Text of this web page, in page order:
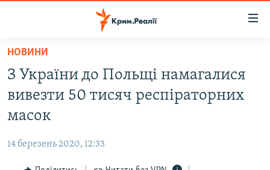
Перейти
основного
матеріалу
до
основної
навігації
ВОДА.КРИМ
БЛОГИ
НОВИНИ
З України до Польщі намагалися
вивезти 50 тисяч респіраторних
масок
14 березень 2020, 12:33